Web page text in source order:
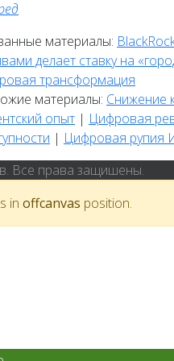
материалы:
делает ставку на
трансформация
материалы: Снижение
опыт | Цифровая
| Цифровая рупия
Все права защишены.
in offcanvas position.